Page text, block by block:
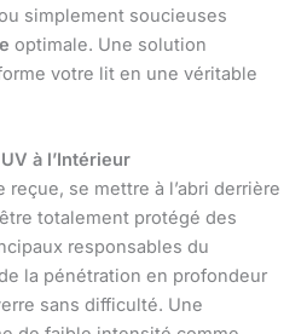
simplement soucieuses
optimale. Une solution
votre lit en une véritable
à l’Intérieur
se mettre à l’abri derrière
totalement protégé des
responsables du
la pénétration en profondeur
sans difficulté. Une